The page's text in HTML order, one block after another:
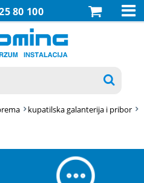
80 100 

kupatilska galanterija i pribor